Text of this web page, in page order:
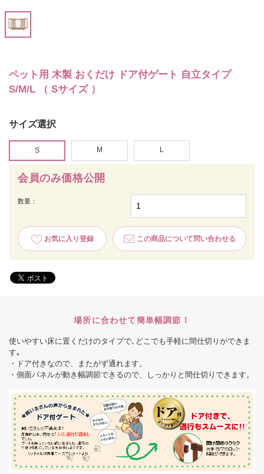
ペット用 木製 おくだけ ドア付ゲート 自立タイプ
S/M/L （ Sサイズ ）
会員のみ価格公開
数量：
お気に入り登録 この商品について問い合わせる
サイズ選択
S M L
場所に合わせて簡単幅調節！
使いやすい床に置くだけのタイプで､どこでも手軽に間仕切りができま
す｡
・ドア付きなので、またがず通れます。
・側面パネルが動き幅調節できるので、しっかりと間仕切りできます。